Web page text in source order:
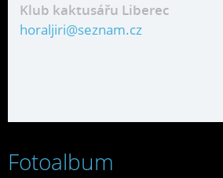
Klub kaktusářu Liberec
horaljiri@seznam.cz
Fotoalbum